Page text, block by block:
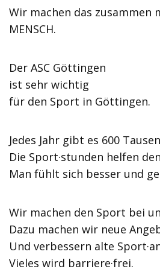
Wir machen das zusammen
MENSCH.
Der ASC Göttingen
ist sehr wichtig
für den Sport in Göttingen.
Jedes Jahr gibt es 600
Die Sport·stunden helfen
Man fühlt sich besser und
Wir machen den Sport bei
Dazu machen wir neue
Und verbessern alte
Vieles wird barriere·frei.